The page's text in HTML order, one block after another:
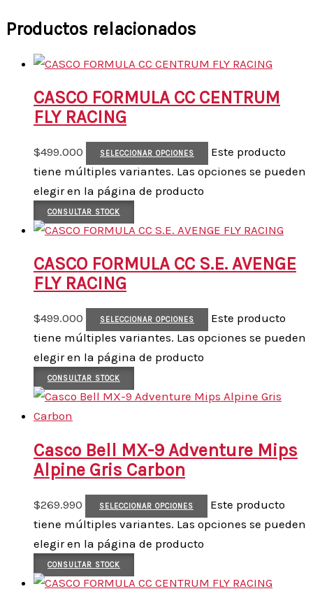
Productos relacionados
CASCO FORMULA CC CENTRUM
FLY RACING
$499.000 SELECCIONAR OPCIONES
Este producto
tiene múltiples variantes. Las opciones se pueden
elegir en la página de producto
CONSULTAR STOCK
CASCO FORMULA CC S.E. AVENGE
FLY RACING
$499.000 SELECCIONAR OPCIONES
Este producto
tiene múltiples variantes. Las opciones se pueden
elegir en la página de producto
CONSULTAR STOCK
Casco Bell MX-9 Adventure Mips
Alpine Gris Carbon
$269.990 SELECCIONAR OPCIONES
Este producto
tiene múltiples variantes. Las opciones se pueden
elegir en la página de producto
CONSULTAR STOCK